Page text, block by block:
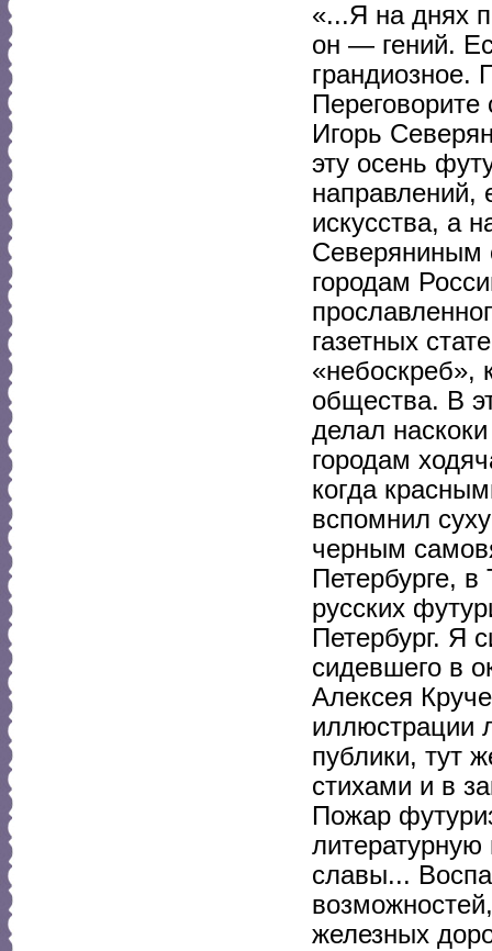
«...Я на днях
он — гений.
грандиозное.
Игорь
эту осень
искусства, а
Северяниным
городам
газетных
«небоскреб»,
общества. В
делал
городам
когда
вспомнил
черным
Петербурге,
русских
Петербург. Я
сидевшего в
Алексея
иллюстрации
публики, тут
стихами и в
Пожар
славы...
железных